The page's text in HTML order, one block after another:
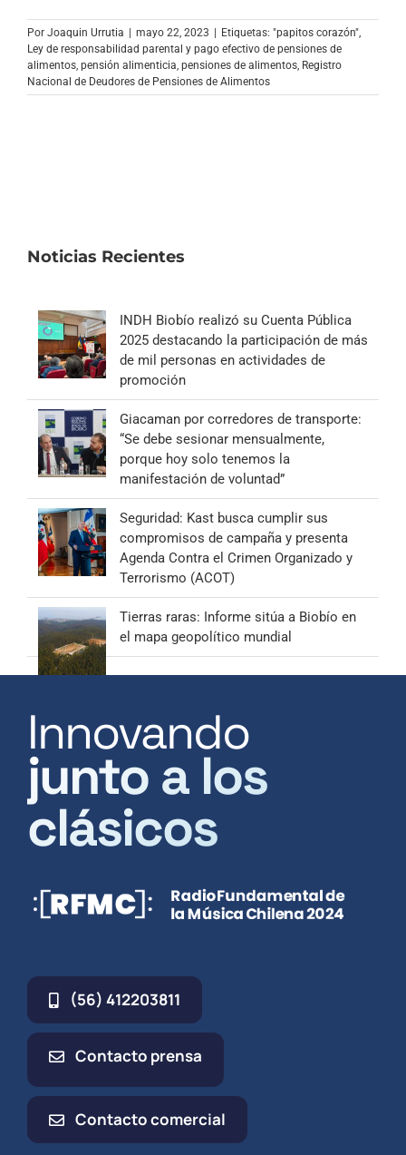
Por Joaquin Urrutia | mayo 22, 2023 | Etiquetas: "papitos corazón"
Ley de responsabilidad parental y pago efectivo de pensiones de
alimentos pensión alimenticia pensiones de alimentos Registro
Nacional de Deudores de Pensiones de Alimentos
Noticias Recientes
INDH Biobío realizó su Cuenta Pública
2025 destacando la participación de más
de mil personas en actividades de
promoción
Giacaman por corredores de transporte:
“Se debe sesionar mensualmente,
porque hoy solo tenemos la
manifestación de voluntad”
Seguridad: Kast busca cumplir sus
compromisos de campaña y presenta
Agenda Contra el Crimen Organizado y
Terrorismo (ACOT)
Tierras raras: Informe sitúa a Biobío en
el mapa geopolítico mundial
Innovando
junto a los
clásicos
(56) 412203811
Contacto prensa
Contacto comercial